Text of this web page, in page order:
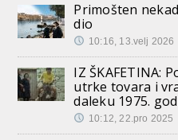
Primošten
dio
10:16, 13.velj 2026
IZ ŠKAFETINA:
utrke tovara i
daleku 1975.
10:12, 22.pro 2025